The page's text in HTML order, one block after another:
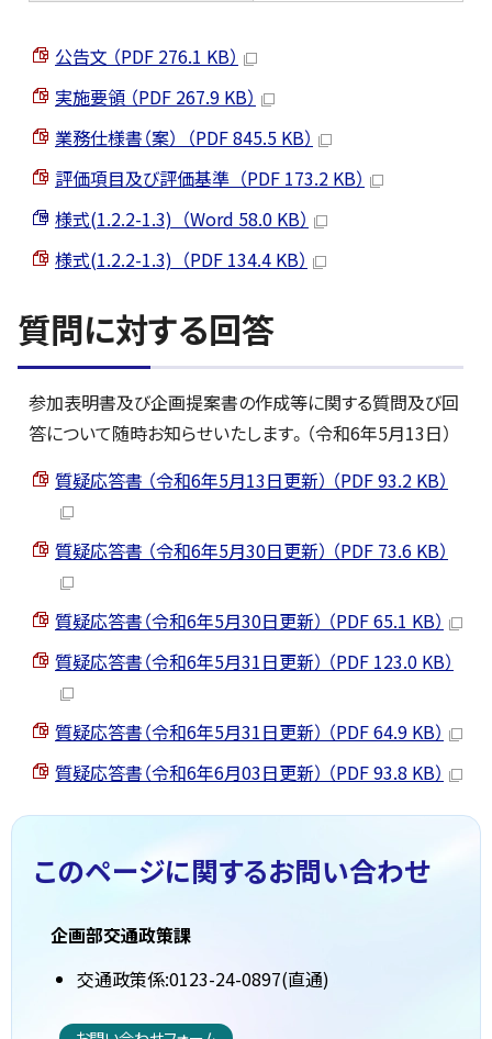
公告文 （PDF 276.1 KB）
実施要領 （PDF 267.9 KB）
業務仕様書（案） （PDF 845.5 KB）
評価項目及び評価基準 （PDF 173.2 KB）
様式(1.2.2-1.3) （Word 58.0 KB）
様式(1.2.2-1.3) （PDF 134.4 KB）
質問に対する回答
参加表明書及び企画提案書の作成等に関する質問及び回
答について随時お知らせいたします。（令和6年5月13日）
質疑応答書 （令和6年5月13日更新） （PDF 93.2 KB）
質疑応答書 （令和6年5月30日更新） （PDF 73.6 KB）
質疑応答書（令和6年5月30日更新） （PDF 65.1 KB）
質疑応答書（令和6年5月31日更新） （PDF 123.0 KB）
質疑応答書（令和6年5月31日更新） （PDF 64.9 KB）
質疑応答書（令和6年6月03日更新） （PDF 93.8 KB）
このページに関するお問い合わせ
企画部交通政策課
交通政策係:0123-24-0897(直通)